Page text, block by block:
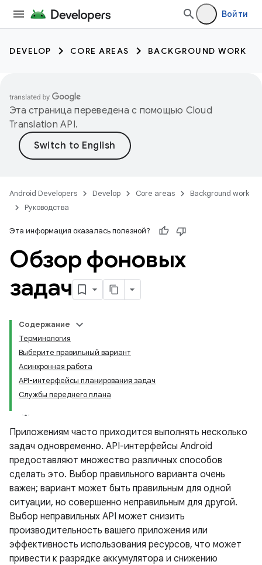
Войти
DEVELOP CORE AREAS BACKGROUND WORK
Эта страница переведена с помощью Cloud
Translation API.
Android Developers Develop Core areas
Background work
Руководства
Эта информация оказалась полезной?
Обзор фоновых
задач
Содержание
Терминология
Выберите правильный вариант
Асинхронная работа
API-интерфейсы планирования задач
Службы переднего плана
Приложениям часто приходится выполнять несколько
задач одновременно. API-интерфейсы Android
предоставляют множество различных способов
сделать это. Выбор правильного варианта очень
важен; вариант может быть правильным для одной
ситуации, но совершенно неправильным для другой.
Выбор неправильных API может снизить
производительность вашего приложения или
эффективность использования ресурсов, что может
привести к разрядке аккумулятора и снижению